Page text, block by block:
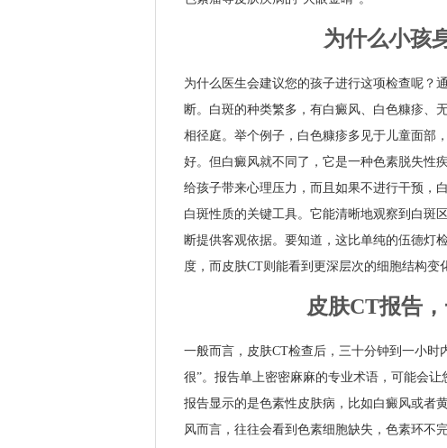
为什么小孩
为什么医生会建议您的孩子进行这项检查呢？
断。白斑的种类繁多，有白癜风、白色糠疹、
相径庭。举个例子，白色糠疹多见于儿童面部
好。但白癜风就不同了，它是一种色素脱失性
给孩子带来心理压力，而且如果不进行干预，
白斑性质的关键工具。它能清晰地观察到白斑
断提供客观依据。要知道，这比单纯的伍德灯
度，而皮肤CT则能看到更深层次的细胞结构变
皮肤CT报告
一般而言，皮肤CT检查后，三十分钟到一小
很”。报告单上密密麻麻的专业术语，可能会
报告显示的是色素性皮肤病，比如白癜风或者
风而言，往往会看到色素细胞缺失，色素环不